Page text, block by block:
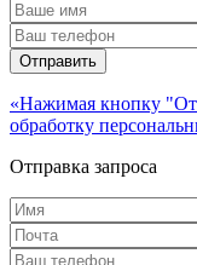
«Нажимая кнопку
обработку
Отправка запроса